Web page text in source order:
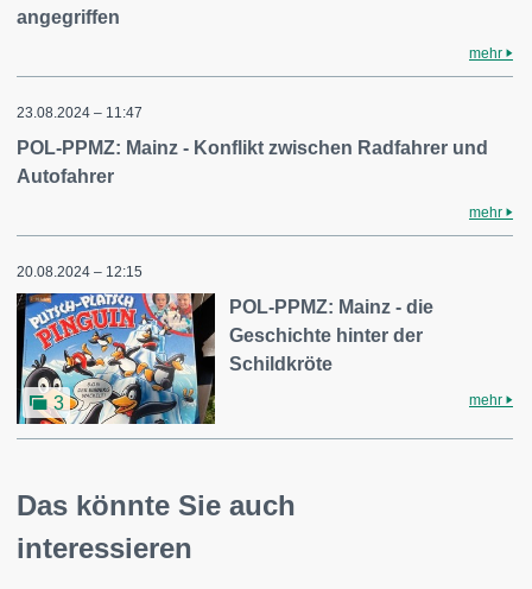
angegriffen
mehr
23.08.2024 – 11:47
POL-PPMZ: Mainz - Konflikt zwischen Radfahrer und
Autofahrer
mehr
20.08.2024 – 12:15
3
POL-PPMZ: Mainz - die
Geschichte hinter der
Schildkröte
mehr
Das könnte Sie auch
interessieren